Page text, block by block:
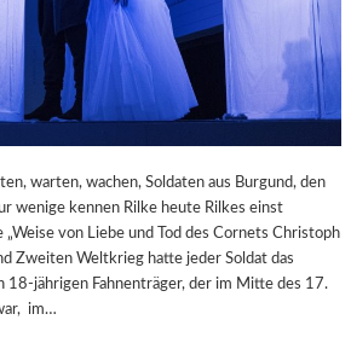
warten, wachen, Soldaten aus Burgund, den
wenige kennen Rilke heute Rilkes einst
von Liebe und Tod des Cornets Christoph
Zweiten Weltkrieg hatte jeder Soldat das
18-jährigen Fahnenträger, der im Mitte des 17.
im…